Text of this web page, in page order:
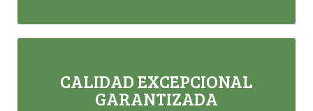
CALIDAD EXCEPCIONAL
GARANTIZADA